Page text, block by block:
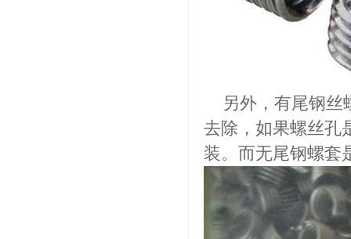
另外，有尾钢丝
去除，如果螺丝孔
装。而无尾钢螺套